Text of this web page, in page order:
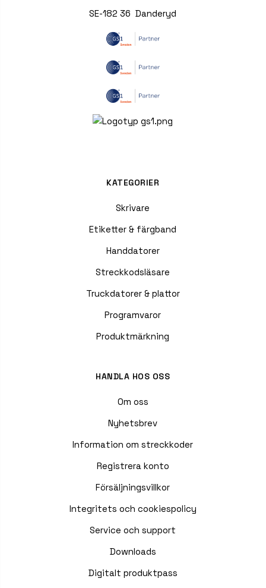
SE-182 36 Danderyd
KATEGORIER
Skrivare
Etiketter & färgband
Handdatorer
Streckkodsläsare
Truckdatorer & plattor
Programvaror
Produktmärkning
HANDLA HOS OSS
Om oss
Nyhetsbrev
Information om streckkoder
Registrera konto
Försäljningsvillkor
Integritets och cookiespolicy
Service och support
Downloads
Digitalt produktpass